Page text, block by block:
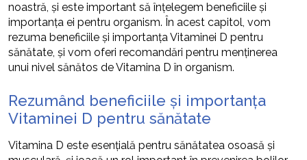
noastră, și este important să înțelegem beneficiile și
importanța ei pentru organism. În acest capitol, vom
rezuma beneficiile și importanța Vitaminei D pentru
sănătate, și vom oferi recomandări pentru menținerea
unui nivel sănătos de Vitamina D în organism.
Rezumând beneficiile și importanța
Vitaminei D pentru sănătate
Vitamina D este esențială pentru sănătatea osoasă și